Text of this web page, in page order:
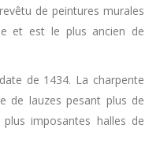
de peintures murales
et est le plus ancien de
de 1434. La charpente
de lauzes pesant plus de
plus imposantes halles de